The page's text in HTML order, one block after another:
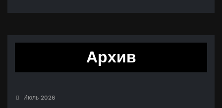
Архив
Июль 2026